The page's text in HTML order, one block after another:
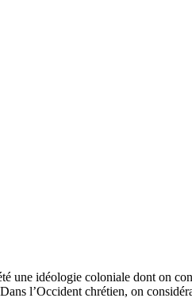
une idéologie coloniale dont on
l’Occident chrétien, on